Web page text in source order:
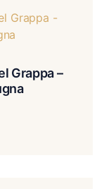
Grappa –